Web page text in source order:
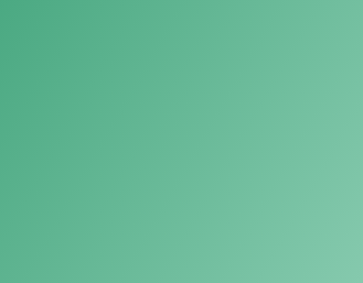
DNB zorgt voor
aan pinnen en
moeten natuurlijk schoon en
vernietigd, valse
en gebruiken, zou de
euro als betaalmiddel.